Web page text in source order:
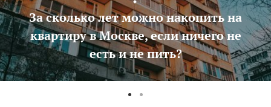
За сколько лет можно накопить на
квартиру в Москве, если ничего не
есть и не пить?